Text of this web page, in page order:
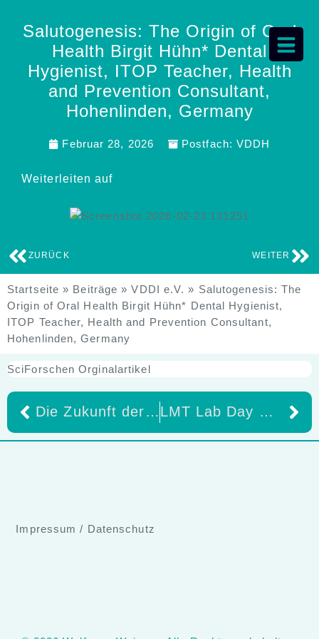
Salutogenesis: The Origin of Oral
Health Birgit Hühn* Dental
Hygienist, ITOP Teacher, Health
and Prevention Consultant,
Hohenlinden, Germany
Februar 28, 2026 Postfach: VDDH
Weiterleiten auf
ZURÜCK WEITER
Startseite » Beiträge »VDDI e.V. » Salutogenesis: The
Origin of Oral Health Birgit Hühn* Dental Hygienist,
ITOP Teacher, Health and Prevention Consultant,
Hohenlinden, Germany
SciForschen Orginalartikel
Die Zukunft der dentalen Fotografie beginnt jetzt – mit SONY Healthcare Teil 2 LMT Lab Day Chicago 2026 – Innovation und moderne Strategien für die digitale Zahntechnik
Impressum / Datenschutz